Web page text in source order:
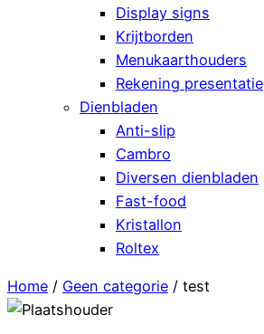
Display signs
Krijtborden
Menukaarthouders
Rekening presentatie
Dienbladen
Anti-slip
Cambro
Diversen dienbladen
Fast-food
Kristallon
Roltex
Home / Geen categorie / test